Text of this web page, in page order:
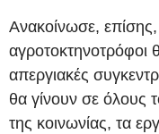
Ανακοίνωσε, επίσης,
αγροτοκτηνοτρόφοι
απεργιακές
θα γίνουν σε όλους
της κοινωνίας, τα